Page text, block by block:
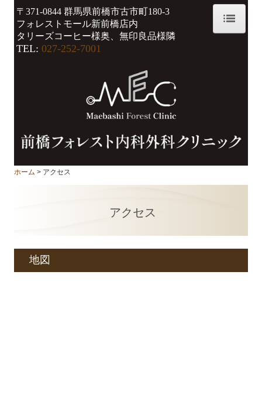
ホーム
初診の方へ
アクセス
〒371-0844群馬県前橋市古市町180-3
フォレストモール新前橋店内
タリーズコーヒー様奥、無印良品様隣
TEL:027-252-7001
ホーム アクセス
アクセス
地図